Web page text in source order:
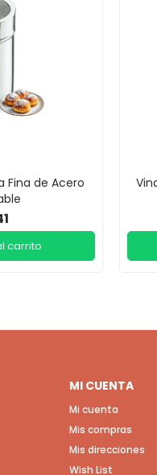
Fina de Acero
MI CUENTA
Mi cuenta
Mis compras
Mis direcciones
Wish List